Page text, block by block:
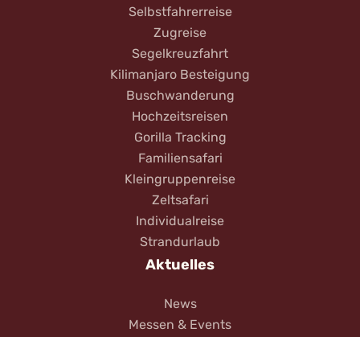
Selbstfahrerreise
Zugreise
Segelkreuzfahrt
Kilimanjaro Besteigung
Buschwanderung
Hochzeitsreisen
Gorilla Tracking
Familiensafari
Kleingruppenreise
Zeltsafari
Individualreise
Strandurlaub
Aktuelles
News
Messen & Events